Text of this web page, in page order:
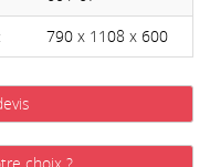
790 x 1108 x 600